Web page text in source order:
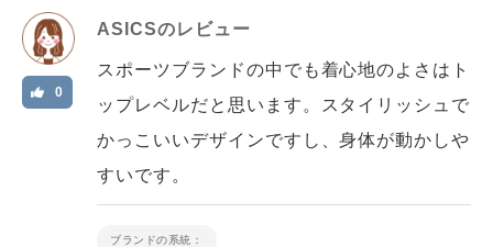
ASICSのレビュー
0
スポーツブランドの中でも着心地のよさはト
ップレベルだと思います。スタイリッシュで
かっこいいデザインですし、身体が動かしや
すいです。
ブランドの系統：